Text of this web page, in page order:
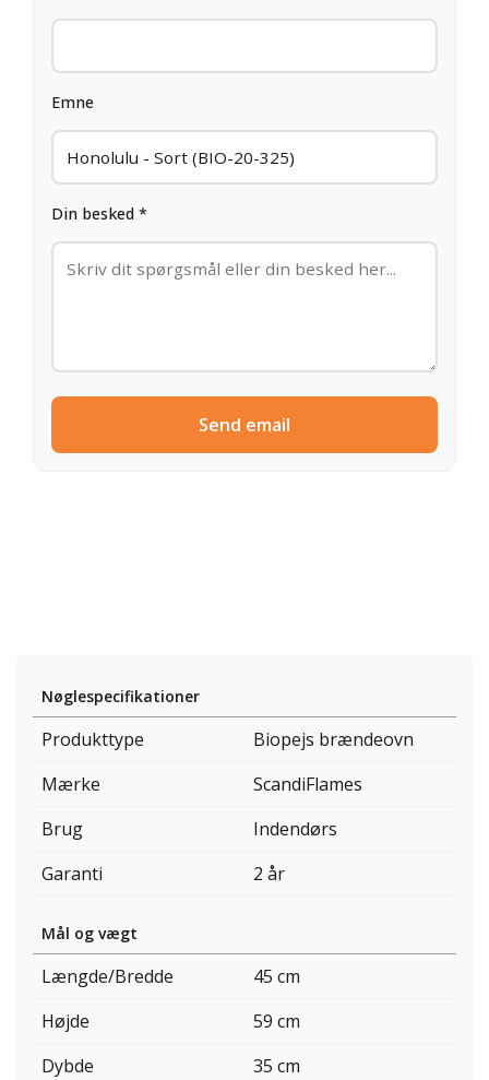
Emne
Din besked *
Send email
Nøglespecifikationer
Produkttype
Biopejs brændeovn
Mærke
ScandiFlames
Brug
Indendørs
Garanti
2 år
Mål og vægt
Længde/Bredde
45 cm
Højde
59 cm
Dybde
35 cm